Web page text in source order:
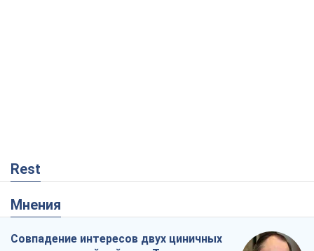
Rest
Мнения
Совпадение интересов двух циничных